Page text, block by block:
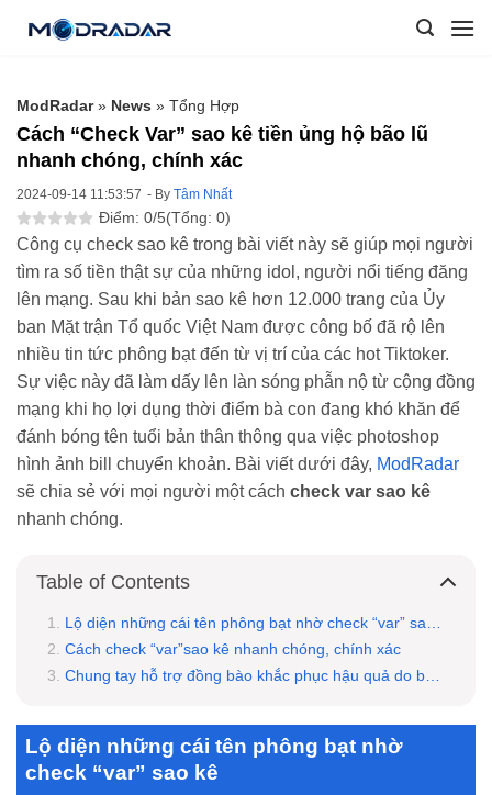
ModRadar» News » Tổng Hợp
Cách “Check Var” sao kê tiền ủng hộ bão lũ
nhanh chóng, chính xác
2024-09-14 11:53:57 - By Tâm Nhất
Điểm: 0/5(Tổng: 0)
Công cụ check sao kê trong bài viết này sẽ giúp mọi người
tìm ra số tiền thật sự của những idol, người nổi tiếng đăng
lên mạng. Sau khi bản sao kê hơn 12.000 trang của Ủy
ban Mặt trận Tổ quốc Việt Nam được công bố đã rộ lên
nhiều tin tức phông bạt đến từ vị trí của các hot Tiktoker.
Sự việc này đã làm dấy lên làn sóng phẫn nộ từ cộng đồng
mạng khi họ lợi dụng thời điểm bà con đang khó khăn để
đánh bóng tên tuổi bản thân thông qua việc photoshop
hình ảnh bill chuyển khoản. Bài viết dưới đây, ModRadar
sẽ chia sẻ với mọi người một cách check var sao kê
nhanh chóng.
Table of Contents
Lộ diện những cái tên phông bạt nhờ check “var” sao kê
Cách check “var”sao kê nhanh chóng, chính xác
Chung tay hỗ trợ đồng bào khắc phục hậu quả do bão số 3 gây ra
Lộ diện những cái tên phông bạt nhờ
check “var” sao kê